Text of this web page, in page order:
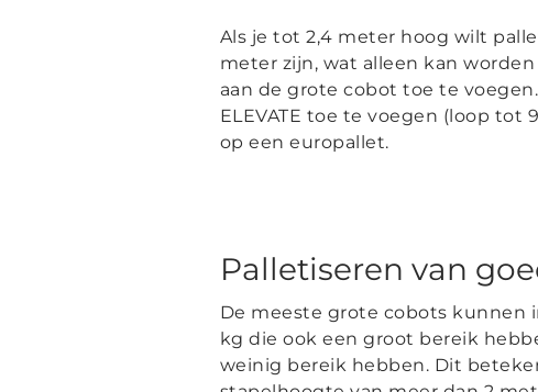
Als je tot 2,4 meter hoog wilt
meter zijn, wat alleen kan
aan de grote cobot toe te
ELEVATE toe te voegen (loop
op een europallet.
Palletiseren van
De meeste grote cobots kunnen
kg die ook een groot bereik
weinig bereik hebben. Dit